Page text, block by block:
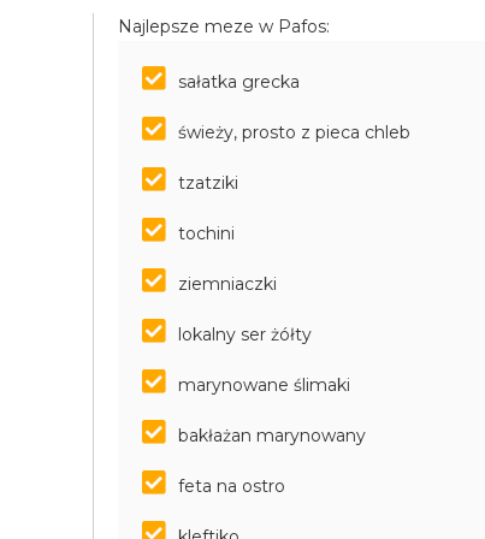
Najlepsze meze w Pafos:
sałatka grecka
świeży, prosto z pieca chleb
tzatziki
tochini
ziemniaczki
lokalny ser żółty
marynowane ślimaki
bakłażan marynowany
feta na ostro